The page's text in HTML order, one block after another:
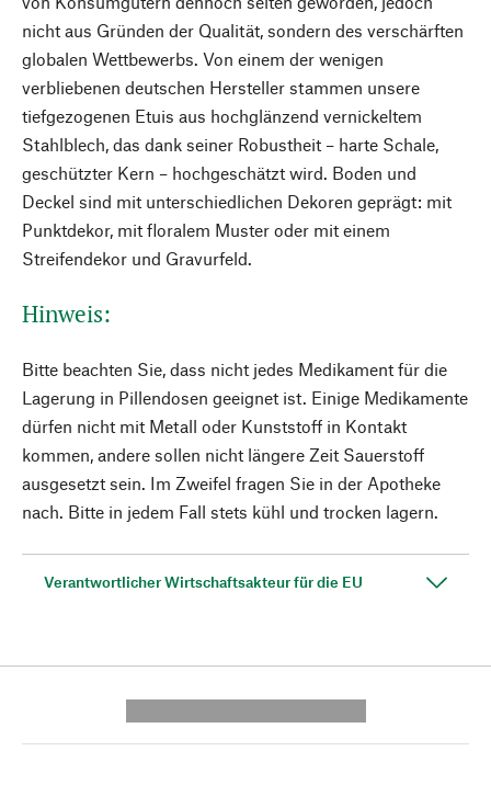
nicht aus Gründen der Qualität, sondern des verschärften
globalen Wettbewerbs. Von einem der wenigen
verbliebenen deutschen Hersteller stammen unsere
tiefgezogenen Etuis aus hochglänzend vernickeltem
Stahlblech, das dank seiner Robustheit – harte Schale,
geschützter Kern – hochgeschätzt wird. Boden und
Deckel sind mit unterschiedlichen Dekoren geprägt: mit
Punktdekor, mit floralem Muster oder mit einem
Streifendekor und Gravurfeld.
Hinweis:
Bitte beachten Sie, dass nicht jedes Medikament für die
Lagerung in Pillendosen geeignet ist. Einige Medikamente
dürfen nicht mit Metall oder Kunststoff in Kontakt
kommen, andere sollen nicht längere Zeit Sauerstoff
ausgesetzt sein. Im Zweifel fragen Sie in der Apotheke
nach. Bitte in jedem Fall stets kühl und trocken lagern.
Verantwortlicher Wirtschaftsakteur für die EU